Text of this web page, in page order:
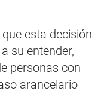
esta decisión
su entender,
personas con
arancelario